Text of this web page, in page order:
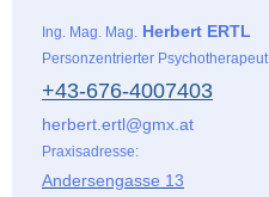
Ing. Mag. Mag. Herbert ERTL
Personzentrierter Psychotherapeut
+43-676-4007403
herbert.ertl@gmx.at
Praxisadresse:
Andersengasse 13